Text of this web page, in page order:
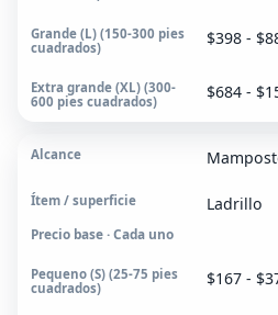
$398 -
$684 -
Ladrillo
Precio base · Cada uno
$167 -